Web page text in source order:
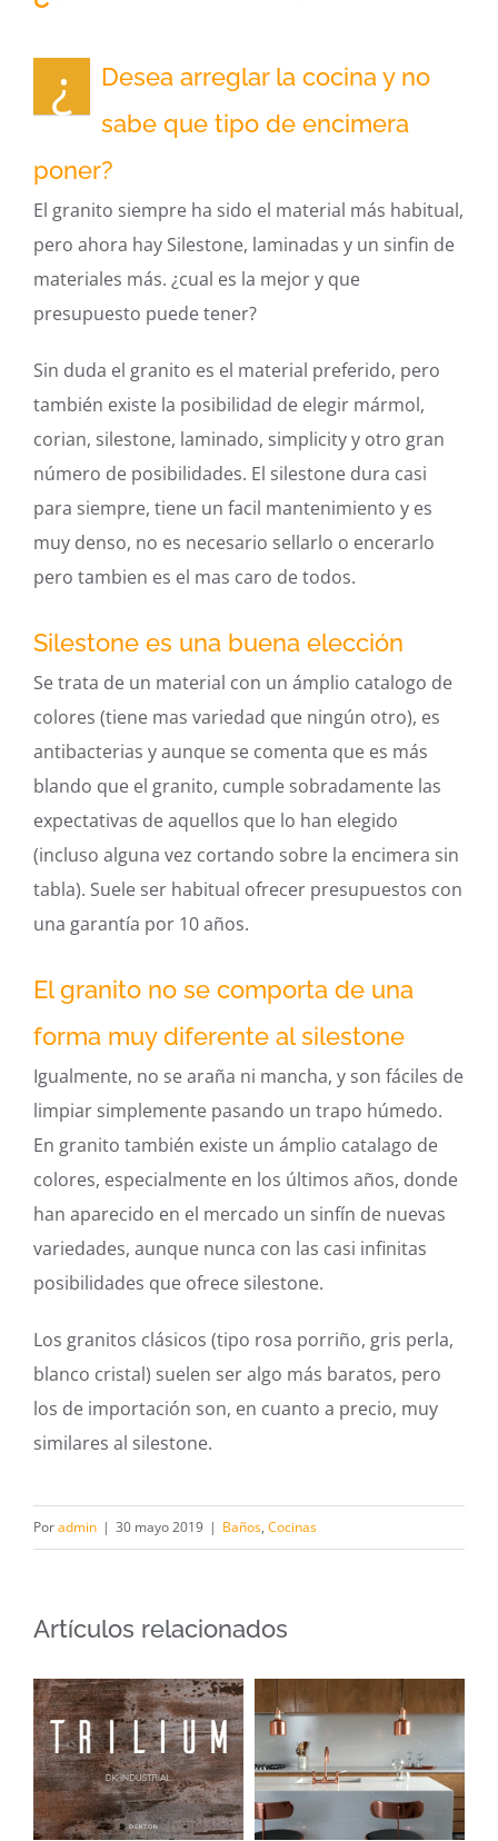
¿
Desea arreglar la cocina y no
sabe que tipo de encimera
poner?
El granito siempre ha sido el material más habitual,
pero ahora hay Silestone, laminadas y un sinfin de
materiales más. ¿cual es la mejor y que
presupuesto puede tener?
Sin duda el granito es el material preferido, pero
también existe la posibilidad de elegir mármol,
corian, silestone, laminado, simplicity y otro gran
número de posibilidades. El silestone dura casi
para siempre, tiene un facil mantenimiento y es
muy denso, no es necesario sellarlo o encerarlo
pero tambien es el mas caro de todos.
Silestone es una buena elección
Se trata de un material con un ámplio catalogo de
colores (tiene mas variedad que ningún otro), es
antibacterias y aunque se comenta que es más
blando que el granito, cumple sobradamente las
expectativas de aquellos que lo han elegido
(incluso alguna vez cortando sobre la encimera sin
tabla). Suele ser habitual ofrecer presupuestos con
una garantía por 10 años.
El granito no se comporta de una
forma muy diferente al silestone
Igualmente, no se araña ni mancha, y son fáciles de
limpiar simplemente pasando un trapo húmedo.
En granito también existe un ámplio catalago de
colores, especialmente en los últimos años, donde
han aparecido en el mercado un sinfín de nuevas
variedades, aunque nunca con las casi infinitas
posibilidades que ofrece silestone.
Los granitos clásicos (tipo rosa porriño, gris perla,
blanco cristal) suelen ser algo más baratos, pero
los de importación son, en cuanto a precio, muy
similares al silestone.
Poradmin | 30 mayo 2019 | Baños, Cocinas
Artículos relacionados